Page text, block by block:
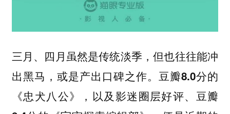
三月、四月虽然是传统淡季，但也往往能冲
出黑马，或是产出口碑之作。 豆瓣8.0分的
《忠犬八公》，以及影迷圈层好评、豆瓣